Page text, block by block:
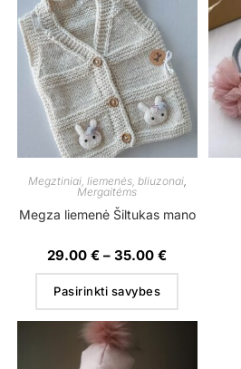
Megztiniai, liemenės, bliuzonai,
Mergaitėms
Megza liemenė Šiltukas mano
29.00€ – 35.00€
Pasirinkti savybes